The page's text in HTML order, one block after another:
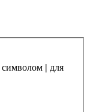
символом | для